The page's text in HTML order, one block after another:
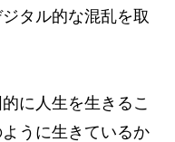
タル的な混乱を取
に人生を生きるこ
うに生きているか